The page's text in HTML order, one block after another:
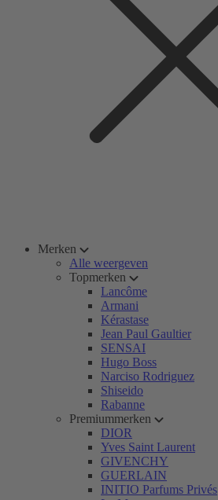
Merken
Alle weergeven
Topmerken
Lancôme
Armani
Kérastase
Jean Paul Gaultier
SENSAI
Hugo Boss
Narciso Rodriguez
Shiseido
Rabanne
Premiummerken
DIOR
Yves Saint Laurent
GIVENCHY
GUERLAIN
INITIO Parfums Privés